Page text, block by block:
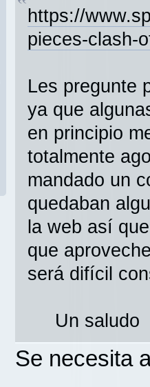
https://
pieces-clash-
Les pregunte
ya que
en principio
totalmente
mandado un
quedaban
la web así
que
será difícil
Un saludo
Se necesita